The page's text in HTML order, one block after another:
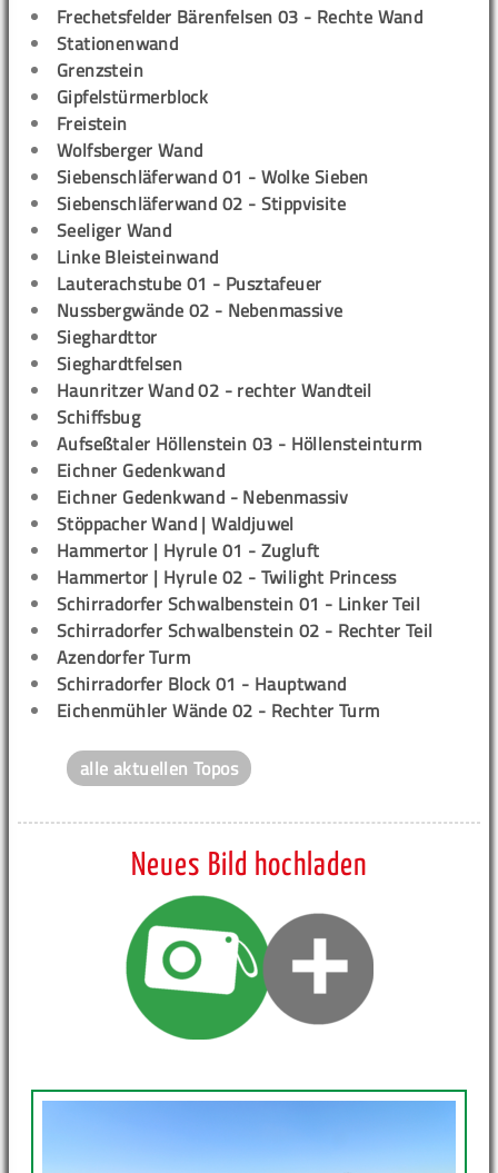
Frechetsfelder Bärenfelsen 03 - Rechte Wand
Stationenwand
Grenzstein
Gipfelstürmerblock
Freistein
Wolfsberger Wand
Siebenschläferwand 01 - Wolke Sieben
Siebenschläferwand 02 - Stippvisite
Seeliger Wand
Linke Bleisteinwand
Lauterachstube 01 - Pusztafeuer
Nussbergwände 02 - Nebenmassive
Sieghardttor
Sieghardtfelsen
Haunritzer Wand 02 - rechter Wandteil
Schiffsbug
Aufseßtaler Höllenstein 03 - Höllensteinturm
Eichner Gedenkwand
Eichner Gedenkwand - Nebenmassiv
Stöppacher Wand | Waldjuwel
Hammertor | Hyrule 01 - Zugluft
Hammertor | Hyrule 02 - Twilight Princess
Schirradorfer Schwalbenstein 01 - Linker Teil
Schirradorfer Schwalbenstein 02 - Rechter Teil
Azendorfer Turm
Schirradorfer Block 01 - Hauptwand
Eichenmühler Wände 02 - Rechter Turm
alle aktuellen Topos
Neues Bild hochladen